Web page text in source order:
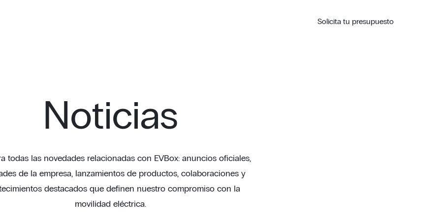
Solicita tu presupuesto
Noticias
todas las novedades relacionadas con EVBox: anuncios oficiales,
de la empresa, lanzamientos de productos, colaboraciones y
destacados que definen nuestro compromiso con la
movilidad eléctrica.